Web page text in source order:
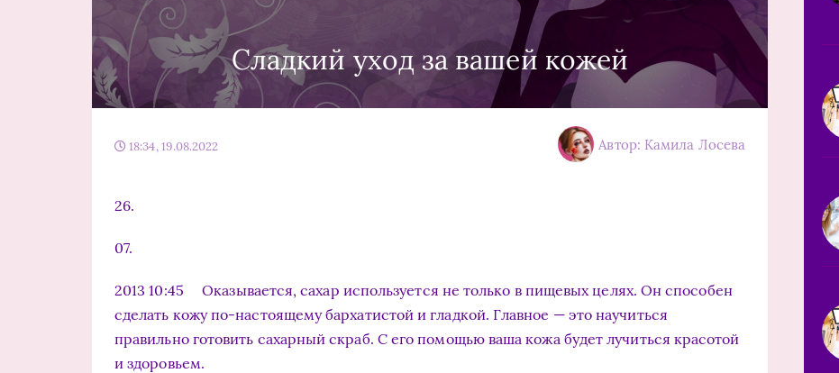
Сладкий уход за вашей кожей
18:34, 19.08.2022 Автор: Камила Лосева
26.
07.
2013 10:45 Оказывается, сахар используется не только в пищевых целях. Он способен
сделать кожу по-настоящему бархатистой и гладкой. Главное — это научиться
правильно готовить сахарный скраб. С его помощью ваша кожа будет лучиться красотой
и здоровьем.